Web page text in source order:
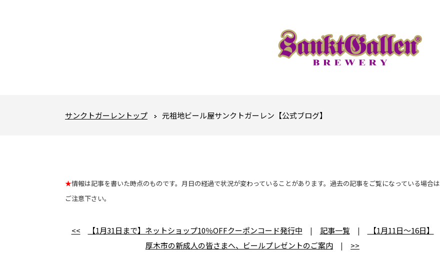
サンクトガーレントップ 元祖地ビール屋サンクトガーレン【公式ブログ】
★情報は記事を書いた時点のものです。月日の経過で状況が変わっていることがあります。過去の記事をご覧になっている場合は
ご注意下さい。
<< 【1月31日まで】ネットショップ10％OFFクーポンコード発行中 | 記事一覧 |
【1月11日～16日】
厚木市の新成人の皆さまへ、ビールプレゼントのご案内 | >>